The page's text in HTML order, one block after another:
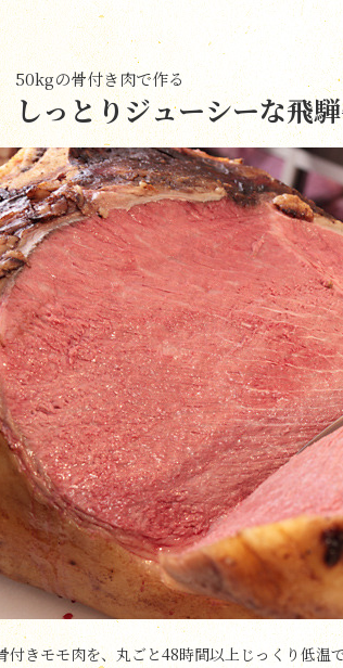
50kgの骨付き肉で作る
しっとりジューシーな飛
付きモモ肉を、丸ごと48時間以上じっくり低温